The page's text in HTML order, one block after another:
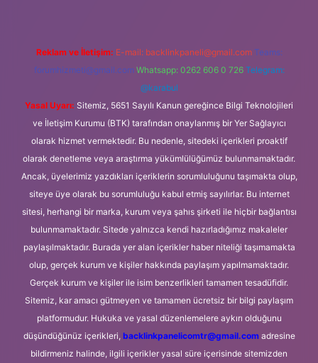
Reklam ve İletişim: E-mail: backlinkpaneli@gmail.com Teams:
forumhizmeti@gmail.com Whatsapp: 0262 606 0 726 Telegram:
@karabul
Yasal Uyarı: Sitemiz, 5651 Sayılı Kanun gereğince Bilgi Teknolojileri
ve İletişim Kurumu (BTK) tarafından onaylanmış bir Yer Sağlayıcı
olarak hizmet vermektedir. Bu nedenle, sitedeki içerikleri proaktif
olarak denetleme veya araştırma yükümlülüğümüz bulunmamaktadır.
Ancak, üyelerimiz yazdıkları içeriklerin sorumluluğunu taşımakta olup,
siteye üye olarak bu sorumluluğu kabul etmiş sayılırlar. Bu internet
sitesi, herhangi bir marka, kurum veya şahıs şirketi ile hiçbir bağlantısı
bulunmamaktadır. Sitede yalnızca kendi hazırladığımız makaleler
paylaşılmaktadır. Burada yer alan içerikler haber niteliği taşımamakta
olup, gerçek kurum ve kişiler hakkında paylaşım yapılmamaktadır.
Gerçek kurum ve kişiler ile isim benzerlikleri tamamen tesadüfidir.
Sitemiz, kar amacı gütmeyen ve tamamen ücretsiz bir bilgi paylaşım
platformudur. Hukuka ve yasal düzenlemelere aykırı olduğunu
düşündüğünüz içerikleri, backlinkpanelicomtr@gmail.comadresine
bildirmeniz halinde, ilgili içerikler yasal süre içerisinde sitemizden